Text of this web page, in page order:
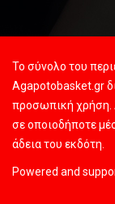
Το σύνολο του
Agapotobasket.gr
προσωπική χρήση.
σε οποιοδήποτε
άδεια του εκδότη.
Powered and